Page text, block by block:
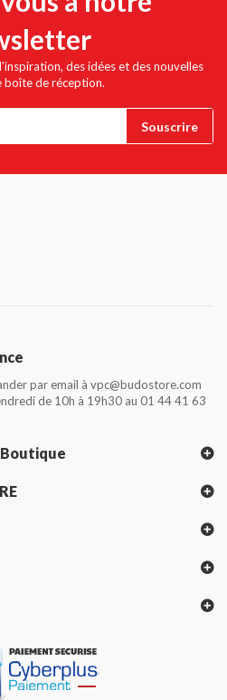
des idées et des nouvelles
boîte de réception.
par email à vpc@budostore.com
de 10h à 19h30 au 01 44 41 63